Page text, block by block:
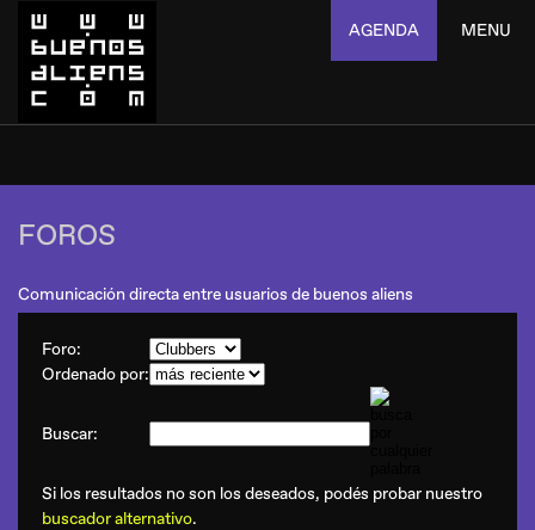
AGENDA MENU
FOROS
Comunicación directa entre usuarios de buenos aliens
Foro:
Ordenado por:
Buscar:
Si los resultados no son los deseados, podés probar nuestro
buscador alternativo.